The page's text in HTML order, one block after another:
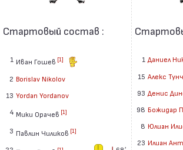
Стартовый состав :
1 Иван Гошев [1]
2 Borislav Nikolov
13 Yordan Yordanov
4 Мики Орачев [1]
3 Павлин Чиликов [1]
1 Даниел
15 Алекс
93 Денис
98 Божидар
8 Юлиан
23 Илиан